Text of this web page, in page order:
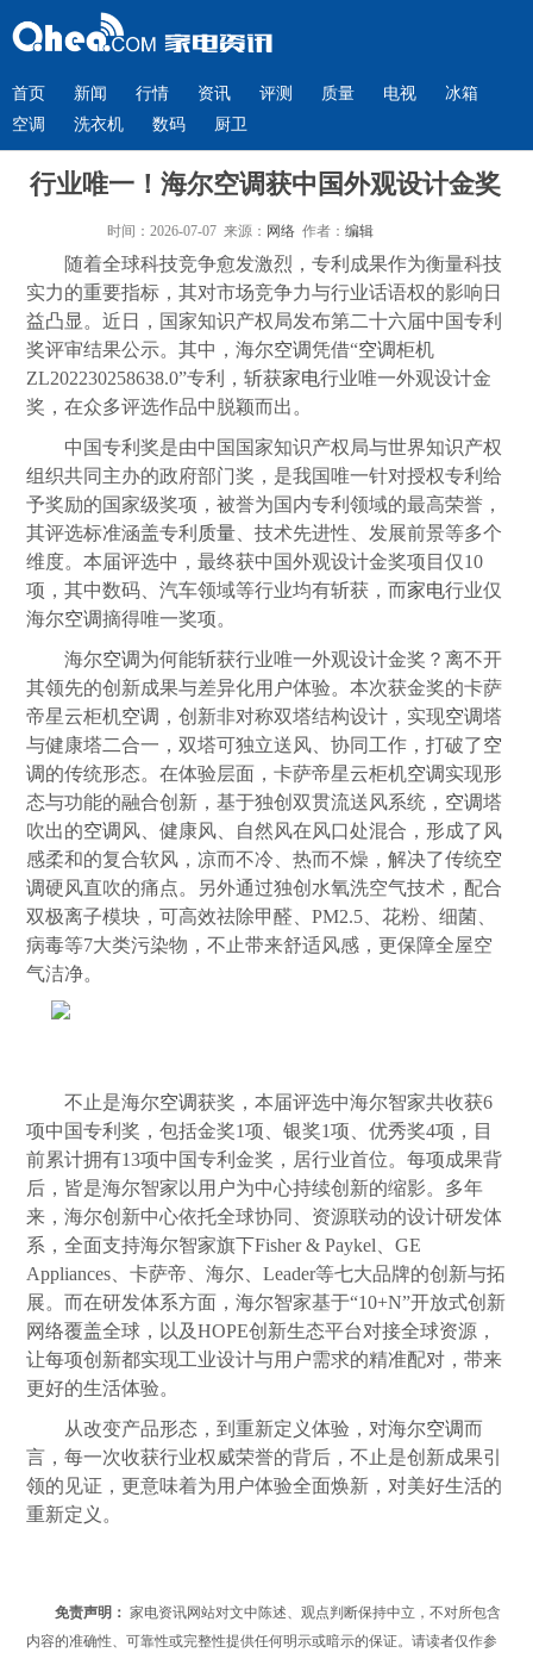
首页 新闻 行情 资讯 评测 质量 电视
冰箱
空调
洗衣机 数码 厨卫
行业唯一！海尔空调获中国外观设计金奖
时间：2026-07-07 来源： 网络作者： 编辑
随着全球科技竞争愈发激烈，专利成果作为衡量科技
实力的重要指标，其对市场竞争力与行业话语权的影响日
益凸显。近日，国家知识产权局发布第二十六届中国专利
奖评审结果公示。其中，海尔空调凭借“空调柜机
ZL202230258638.0”专利，斩获家电行业唯一外观设计金
奖，在众多评选作品中脱颖而出。
中国专利奖是由中国国家知识产权局与世界知识产权
组织共同主办的政府部门奖，是我国唯一针对授权专利给
予奖励的国家级奖项，被誉为国内专利领域的最高荣誉，
其评选标准涵盖专利 质量 、技术先进性、发展前景等多个
维度。本届评选中，最终获中国外观设计金奖项目仅10
项，其中数码、汽车领域等行业均有斩获，而家电行业仅
海尔空调摘得唯一奖项。
海尔空调为何能斩获行业唯一外观设计金奖？离不开
其领先的创新成果与差异化用户体验。本次获金奖的卡萨
帝星云柜机空调 ，创新非对称双塔结构设计，实现空调塔
与健康塔二合一，双塔可独立送风、协同工作，打破了空
调的传统形态。在体验层面，卡萨帝星云柜机空调实现形
态与功能的融合创新，基于独创双贯流送风系统， 空调塔
吹出的空调 风、健康风、自然风在风口处混合，形成了风
感柔和的复合软风，凉而不冷、热而不燥，解决了传统空
调硬风直吹的痛点。另外通过独创水氧洗空气技术，配合
双极离子模块，可高效祛除甲醛、PM2.5、花粉、细菌、
病毒等7大类污染物，不止带来舒适风感，更保障全屋空
气洁净。
不止是海尔空调获奖，本届评选中海尔智家共收获6
项中国专利奖，包括金奖1项、银奖1项、优秀奖4项，目
前累计拥有13项中国专利金奖，居行业首位。每项成果背
后，皆是海尔智家以用户为中心持续创新的缩影。多年
来，海尔创新中心依托全球协同、资源联动的设计研发体
系，全面支持海尔智家旗下Fisher & Paykel、GE
Appliances、卡萨帝、海尔、Leader等七大品牌的创新与拓
展。而在研发体系方面，海尔智家基于“10+N”开放式创新
网络覆盖全球，以及HOPE创新生态平台对接全球资源，
让每项创新都实现工业设计与用户需求的精准配对，带来
更好的生活体验。
从改变产品形态，到重新定义体验，对海尔空调而
言，每一次收获行业权威荣誉的背后，不止是创新成果引
领的见证，更意味着为用户体验全面焕新，对美好生活的
重新定义。
免责声明： 家电资讯网站对文中陈述、观点判断保持中立，不对所包含
内容的准确性、可靠性或完整性提供任何明示或暗示的保证。请读者仅作参